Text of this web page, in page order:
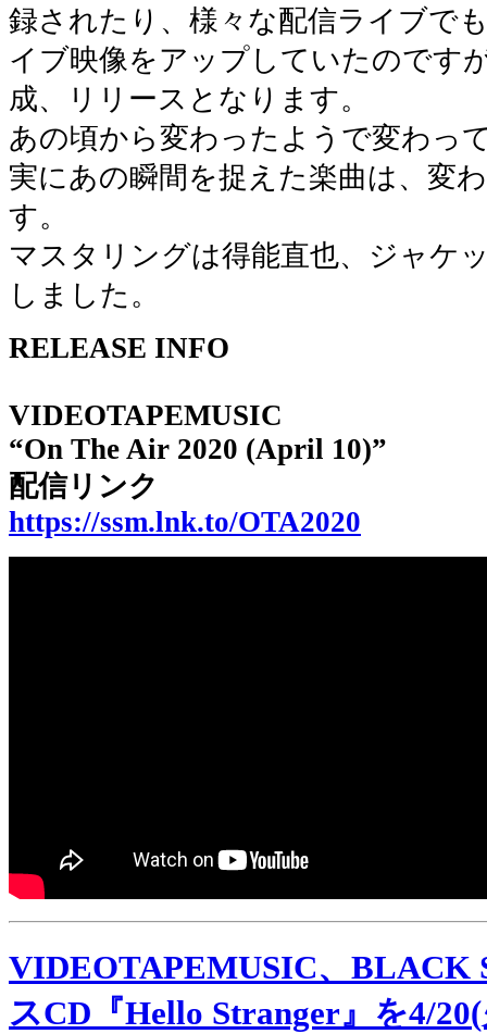
録されたり、様々な配信ライブで
イブ映像をアップしていたのです
成、リリースとなります。
あの頃から変わったようで変わっ
実にあの瞬間を捉えた楽曲は、変
す。
マスタリングは得能直也、ジャケ
しました。
RELEASE INFO
VIDEOTAPEMUSIC
“On The Air 2020 (April 10)”
配信リンク
https://ssm.lnk.to/OTA2020
VIDEOTAPEMUSIC、BLACK
スCD『Hello Stranger』を4/